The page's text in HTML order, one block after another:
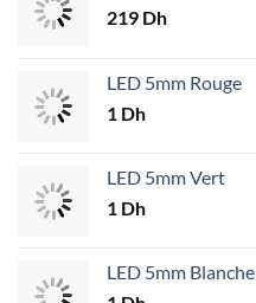
219 Dh
LED 5mm Rouge
1 Dh
LED 5mm Vert
1 Dh
LED 5mm Blanche